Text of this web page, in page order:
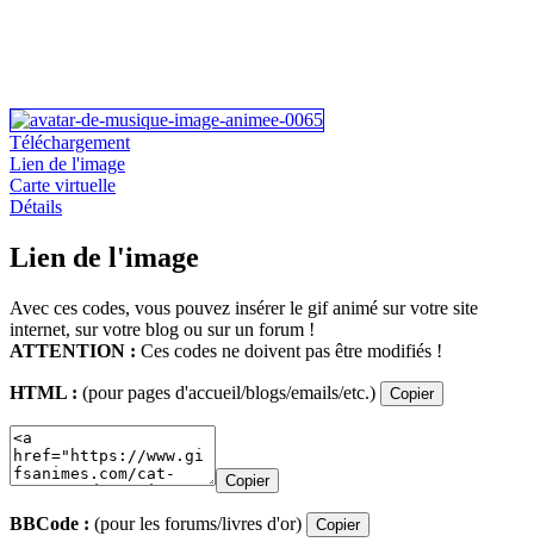
Téléchargement
Lien de l'image
Carte virtuelle
Détails
Lien de l'image
Avec ces codes, vous pouvez insérer le gif animé sur votre site
internet, sur votre blog ou sur un forum !
ATTENTION : Ces codes ne doivent pas être modifiés !
HTML : (pour pages d'accueil/blogs/emails/etc.) Copier
Copier
BBCode : (pour les forums/livres d'or) Copier